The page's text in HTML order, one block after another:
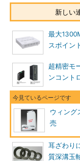
新しい
最大
スポイン
超精密モ
ンコント
ウィング
売
耳ざわり
質深溝玉